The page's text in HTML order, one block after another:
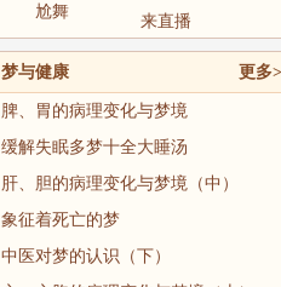
尬舞
来直播
更多
梦与健康
脾、胃的病理变化与梦境
缓解失眠多梦十全大睡汤
肝、胆的病理变化与梦境（中）
象征着死亡的梦
中医对梦的认识（下）